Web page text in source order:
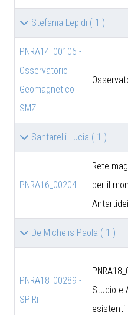
Stefania Lepidi ( 1 )
PNRA14_00106 -
Osservatorio
Geomagnetico
SMZ
Santarelli Lucia ( 1 )
PNRA16_00204
Rete
per il
Antartidei
De Michelis Paola ( 1 )
PNRA18_00289 -
SPIRiT
Studio e
esistenti